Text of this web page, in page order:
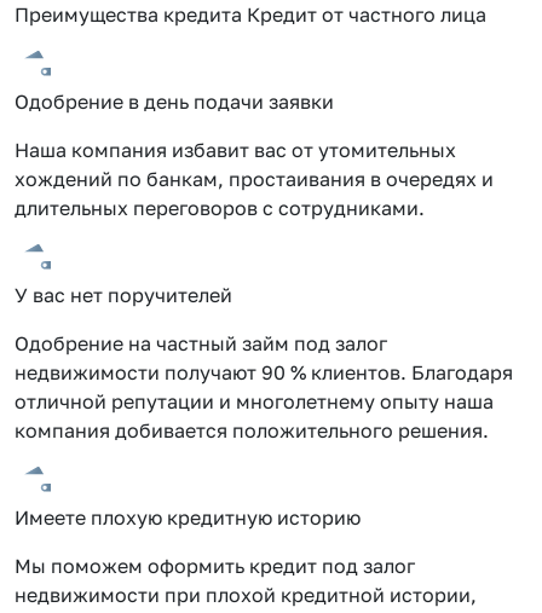
Преимущества кредита Кредит от частного лица
Одобрение в день подачи заявки
Наша компания избавит вас от утомительных
хождений по банкам, простаивания в очередях и
длительных переговоров с сотрудниками.
У вас нет поручителей
Одобрение на частный займ под залог
недвижимости получают 90 % клиентов. Благодаря
отличной репутации и многолетнему опыту наша
компания добивается положительного решения.
Имеете плохую кредитную историю
Мы поможем оформить кредит под залог
недвижимости при плохой кредитной истории,